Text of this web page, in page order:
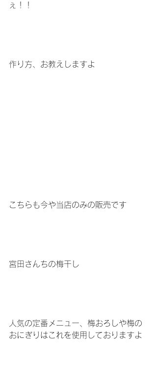
ぇ！！
作り方、お教えしますよ
こちらも今や当店のみの販売です
宮田さんちの梅干し
人気の定番メニュー、梅おろしや梅の
おにぎりはこれを使用しておりますよ